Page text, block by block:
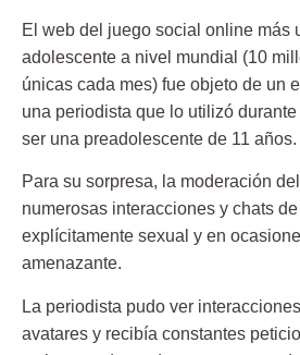
El web del juego social online más
adolescente a nivel mundial (10
únicas cada mes) fue objeto de un
una periodista que lo utilizó
ser una preadolescente de 11 años.
Para su sorpresa, la moderación
numerosas interacciones y chats
explícitamente sexual y en
amenazante.
La periodista pudo ver
avatares y recibía constantes